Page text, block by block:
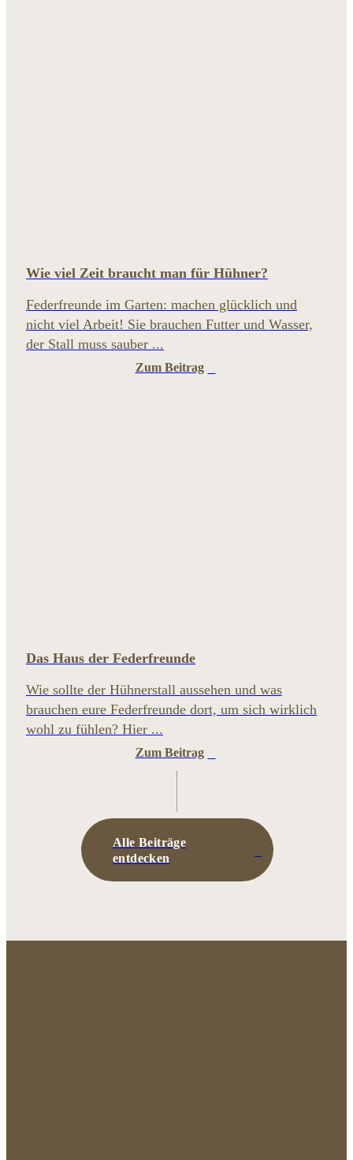
Wie viel Zeit braucht man für Hühner?
Federfreunde im Garten: machen glücklich und
nicht viel Arbeit! Sie brauchen Futter und Wasser,
der Stall muss sauber ...
Zum Beitrag
Das Haus der Federfreunde
Wie sollte der Hühnerstall aussehen und was
brauchen eure Federfreunde dort, um sich wirklich
wohl zu fühlen? Hier ...
Zum Beitrag
Alle Beiträge
entdecken